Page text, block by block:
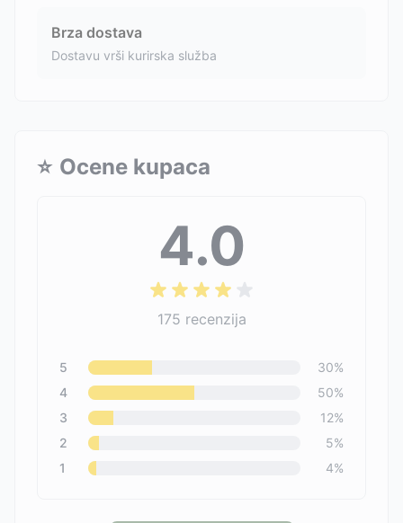
Brza dostava
Dostavu vrši kurirska služba
⭐ Ocene kupaca
4.0
175 recenzija
5 30%
4
50%
3
12%
2
5%
1
4%